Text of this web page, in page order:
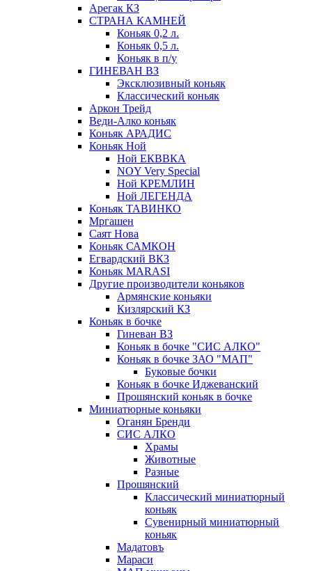
Арегак КЗ
СТРАНА КАМНЕЙ
Коньяк 0,2 л.
Коньяк 0,5 л.
Коньяк в п/у
ГИНЕВАН ВЗ
Эксклюзивный коньяк
Классический коньяк
Аркон Трейд
Веди-Алко коньяк
Коньяк АРАДИС
Коньяк Ной
Ной ЕКВВКА
NOY Very Special
Ной КРЕМЛИН
Ной ЛЕГЕНДА
Коньяк ТАВИНКО
Мргашен
Саят Нова
Коньяк САМКОН
Егвардский ВКЗ
Коньяк MARASI
Другие производители коньяков
Армянские коньяки
Кизлярский КЗ
Коньяк в бочке
Гиневан ВЗ
Коньяк в бочке "СИС АЛКО"
Коньяк в бочке ЗАО "МАП"
Буковые бочки
Коньяк в бочке Иджеванский
Прошянский коньяк в бочке
Миниатюрные коньяки
Оганян Бренди
СИС АЛКО
Храмы
Животные
Разные
Прошянский
Классический миниатюрный
коньяк
Сувенирный миниатюрный
коньяк
Мадатовъ
Мараси